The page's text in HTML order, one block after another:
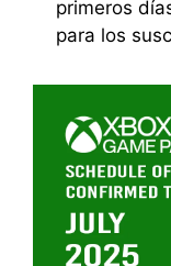
primeros
para los